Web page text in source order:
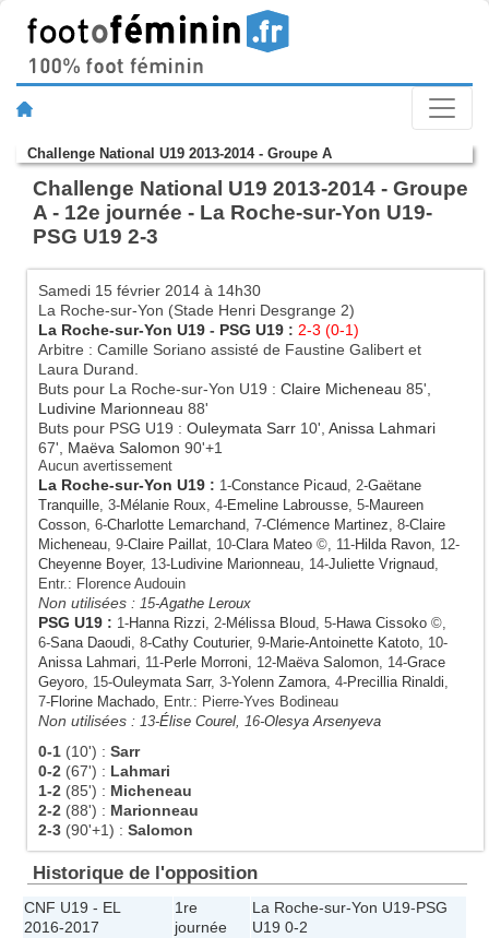
Challenge National U19 2013-2014 - Groupe A
Challenge National U19 2013-2014 - Groupe
A - 12e journée - La Roche-sur-Yon U19-
PSG U19 2-3
Samedi 15 février 2014 à 14h30
La Roche-sur-Yon (Stade Henri Desgrange 2)
La Roche-sur-Yon U19 - PSG U19 : 2-3 (0-1)
Arbitre : Camille Soriano assisté de Faustine Galibert et
Laura Durand.
Buts pour La Roche-sur-Yon U19 : Claire Micheneau 85',
Ludivine Marionneau 88'
Buts pour PSG U19 : Ouleymata Sarr 10', Anissa Lahmari
67', Maëva Salomon 90'+1
Aucun avertissement
La Roche-sur-Yon U19 : 1-Constance Picaud, 2-Gaëtane
Tranquille, 3-Mélanie Roux, 4-Emeline Labrousse, 5-Maureen
Cosson, 6-Charlotte Lemarchand, 7-Clémence Martinez, 8-Claire
Micheneau, 9-Claire Paillat, 10-Clara Mateo ©, 11-Hilda Ravon, 12-
Cheyenne Boyer, 13-Ludivine Marionneau, 14-Juliette Vrignaud,
Entr.: Florence Audouin
Non utilisées : 15-Agathe Leroux
PSG U19 : 1-Hanna Rizzi, 2-Mélissa Bloud, 5-Hawa Cissoko ©,
6-Sana Daoudi, 8-Cathy Couturier, 9-Marie-Antoinette Katoto, 10-
Anissa Lahmari, 11-Perle Morroni, 12-Maëva Salomon, 14-Grace
Geyoro, 15-Ouleymata Sarr, 3-Yolenn Zamora, 4-Precillia Rinaldi,
7-Florine Machado, Entr.: Pierre-Yves Bodineau
Non utilisées : 13-Élise Courel, 16-Olesya Arsenyeva
0-1 (10') : Sarr
0-2 (67') : Lahmari
1-2 (85') : Micheneau
2-2 (88') : Marionneau
2-3 (90'+1) : Salomon
Historique de l'opposition
CNF U19 - EL
2016-2017
1re
journée
La Roche-sur-Yon U19-PSG
U19 0-2